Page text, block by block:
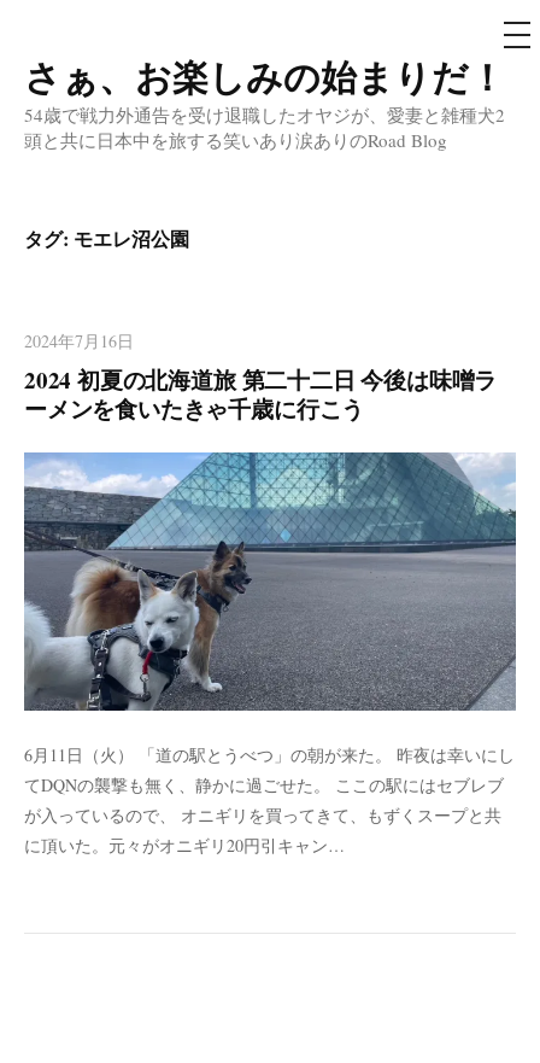
コ
ン
テ
へ
ッ
さぁ、お楽しみの始まりだ！
54歳で戦力外通告を受け退職したオヤジが、愛妻と雑種犬2
頭と共に日本中を旅する笑いあり涙ありのRoad Blog
メ
ニ
タグ: モエレ沼公園
2024年7月16日
2024 初夏の北海道旅 第二十二日 今後は味噌ラ
ーメンを食いたきゃ千歳に行こう
6月11日（火） 「道の駅とうべつ」の朝が来た。 昨夜は幸いにし
てDQNの襲撃も無く、静かに過ごせた。 ここの駅にはセブレブ
が入っているので、 オニギリを買ってきて、もずくスープと共
に頂いた。元々がオニギリ20円引キャン…